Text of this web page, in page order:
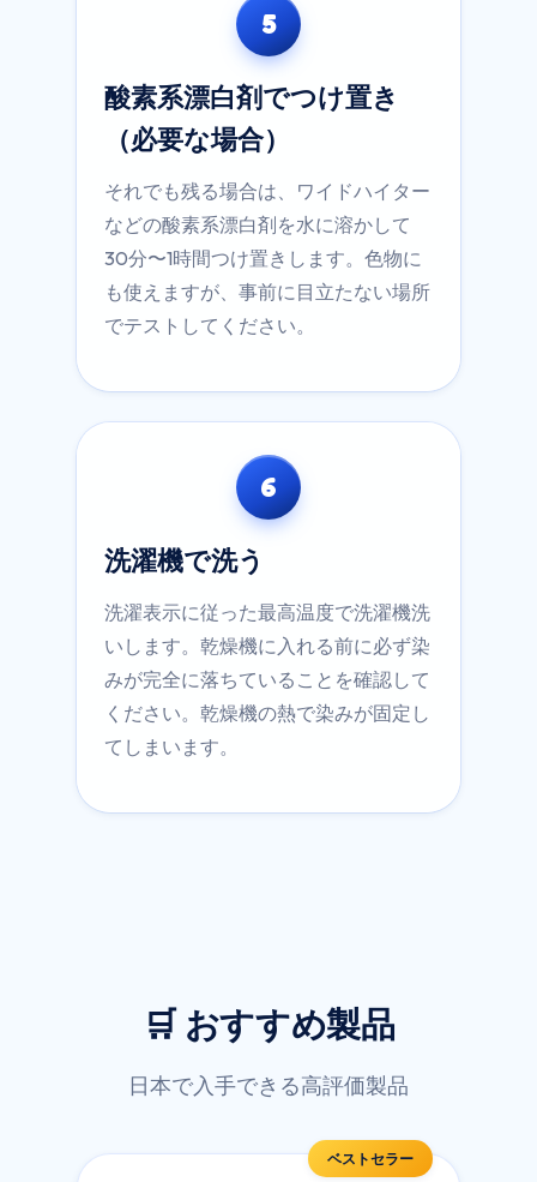
5
酸素系漂白剤でつけ置き
（必要な場合）
それでも残る場合は、ワイドハイター
などの酸素系漂白剤を水に溶かして
30分〜1時間つけ置きします。色物に
も使えますが、事前に目立たない場所
でテストしてください。
6
洗濯機で洗う
洗濯表示に従った最高温度で洗濯機洗
いします。乾燥機に入れる前に必ず染
みが完全に落ちていることを確認して
ください。乾燥機の熱で染みが固定し
てしまいます。
🛒 おすすめ製品
日本で入手できる高評価製品
ベストセラー